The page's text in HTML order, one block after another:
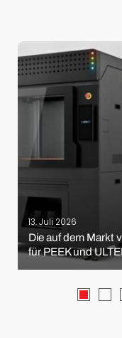
13. Juli 2026
Die auf dem Markt
für PEEK und